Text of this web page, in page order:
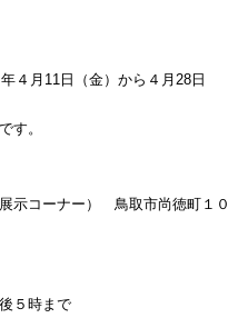
４月11日（金）から４月28日
す。
示コーナー） 鳥取市尚徳町１０
５時まで